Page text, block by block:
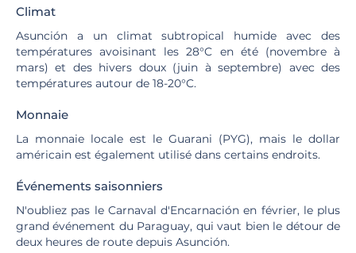
Climat
Asunción a un climat subtropical humide avec des
températures avoisinant les 28°C en été (novembre à
mars) et des hivers doux (juin à septembre) avec des
températures autour de 18-20°C.
Monnaie
La monnaie locale est le Guarani (PYG), mais le dollar
américain est également utilisé dans certains endroits.
Événements saisonniers
N'oubliez pas le Carnaval d'Encarnación en février, le plus
grand événement du Paraguay, qui vaut bien le détour de
deux heures de route depuis Asunción.